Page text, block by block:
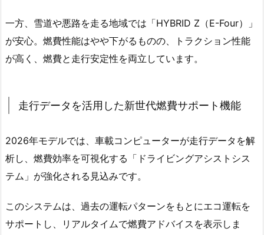
一方、雪道や悪路を走る地域では「HYBRID Z（E-Four）」
が安心。燃費性能はやや下がるものの、トラクション性能
が高く、燃費と走行安定性を両立しています。
走行データを活用した新世代燃費サポート機能
2026年モデルでは、車載コンピューターが走行データを解
析し、燃費効率を可視化する「ドライビングアシストシス
テム」が強化される見込みです。
このシステムは、過去の運転パターンをもとにエコ運転を
サポートし、リアルタイムで燃費アドバイスを表示しま